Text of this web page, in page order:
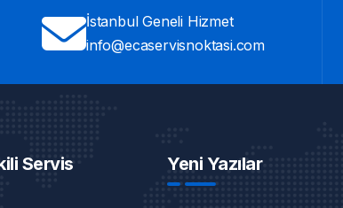
İstanbul Geneli Hizmet
info@ecaservisnoktasi.com
Servis Yeni Yazılar